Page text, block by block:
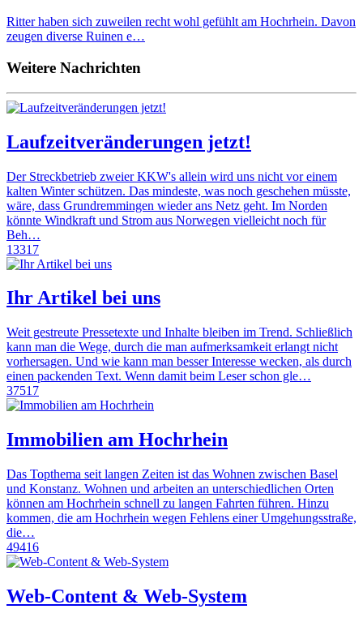
Ritter haben sich zuweilen recht wohl gefühlt am Hochrhein. Davon
zeugen diverse Ruinen e…
Weitere Nachrichten
Laufzeitveränderungen jetzt!
Der Streckbetrieb zweier KKW's allein wird uns nicht vor einem
kalten Winter schützen. Das mindeste, was noch geschehen müsste,
wäre, dass Grundremmingen wieder ans Netz geht. Im Norden
könnte Windkraft und Strom aus Norwegen vielleicht noch für
Beh…
13317
Ihr Artikel bei uns
Weit gestreute Pressetexte und Inhalte bleiben im Trend. Schließlich
kann man die Wege, durch die man aufmerksamkeit erlangt nicht
vorhersagen. Und wie kann man besser Interesse wecken, als durch
einen packenden Text. Wenn damit beim Leser schon gle…
37517
Immobilien am Hochrhein
Das Topthema seit langen Zeiten ist das Wohnen zwischen Basel
und Konstanz. Wohnen und arbeiten an unterschiedlichen Orten
können am Hochrhein schnell zu langen Fahrten führen. Hinzu
kommen, die am Hochrhein wegen Fehlens einer Umgehungsstraße,
die…
49416
Web-Content & Web-System